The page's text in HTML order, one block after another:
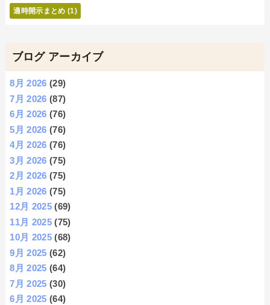
適時開示まとめ (1)
ブログ アーカイブ
8月 2026 (29)
7月 2026 (87)
6月 2026 (76)
5月 2026 (76)
4月 2026 (76)
3月 2026 (75)
2月 2026 (75)
1月 2026 (75)
12月 2025 (69)
11月 2025 (75)
10月 2025 (68)
9月 2025 (62)
8月 2025 (64)
7月 2025 (30)
6月 2025 (64)